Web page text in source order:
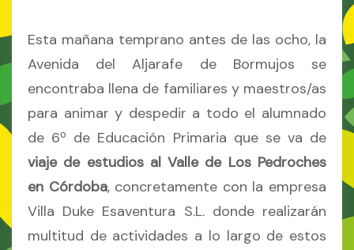
Esta mañana temprano antes de las ocho, la
Avenida del Aljarafe de Bormujos se
encontraba llena de familiares y maestros/as
para animar y despedir a todo el alumnado
de 6º de Educación Primaria que se va de
viaje de estudios al Valle de Los Pedroches
en Córdoba, concretamente con la empresa
Villa Duke Esaventura S.L. donde realizarán
multitud de actividades a lo largo de estos